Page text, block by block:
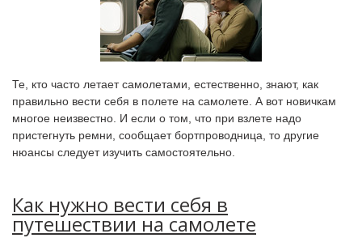
Те, кто часто летает самолетами, естественно, знают, как
правильно вести себя в полете на самолете. А вот новичкам
многое неизвестно. И если о том, что при взлете надо
пристегнуть ремни, сообщает бортпроводница, то другие
нюансы следует изучить самостоятельно.
Как нужно вести себя в
путешествии на самолете